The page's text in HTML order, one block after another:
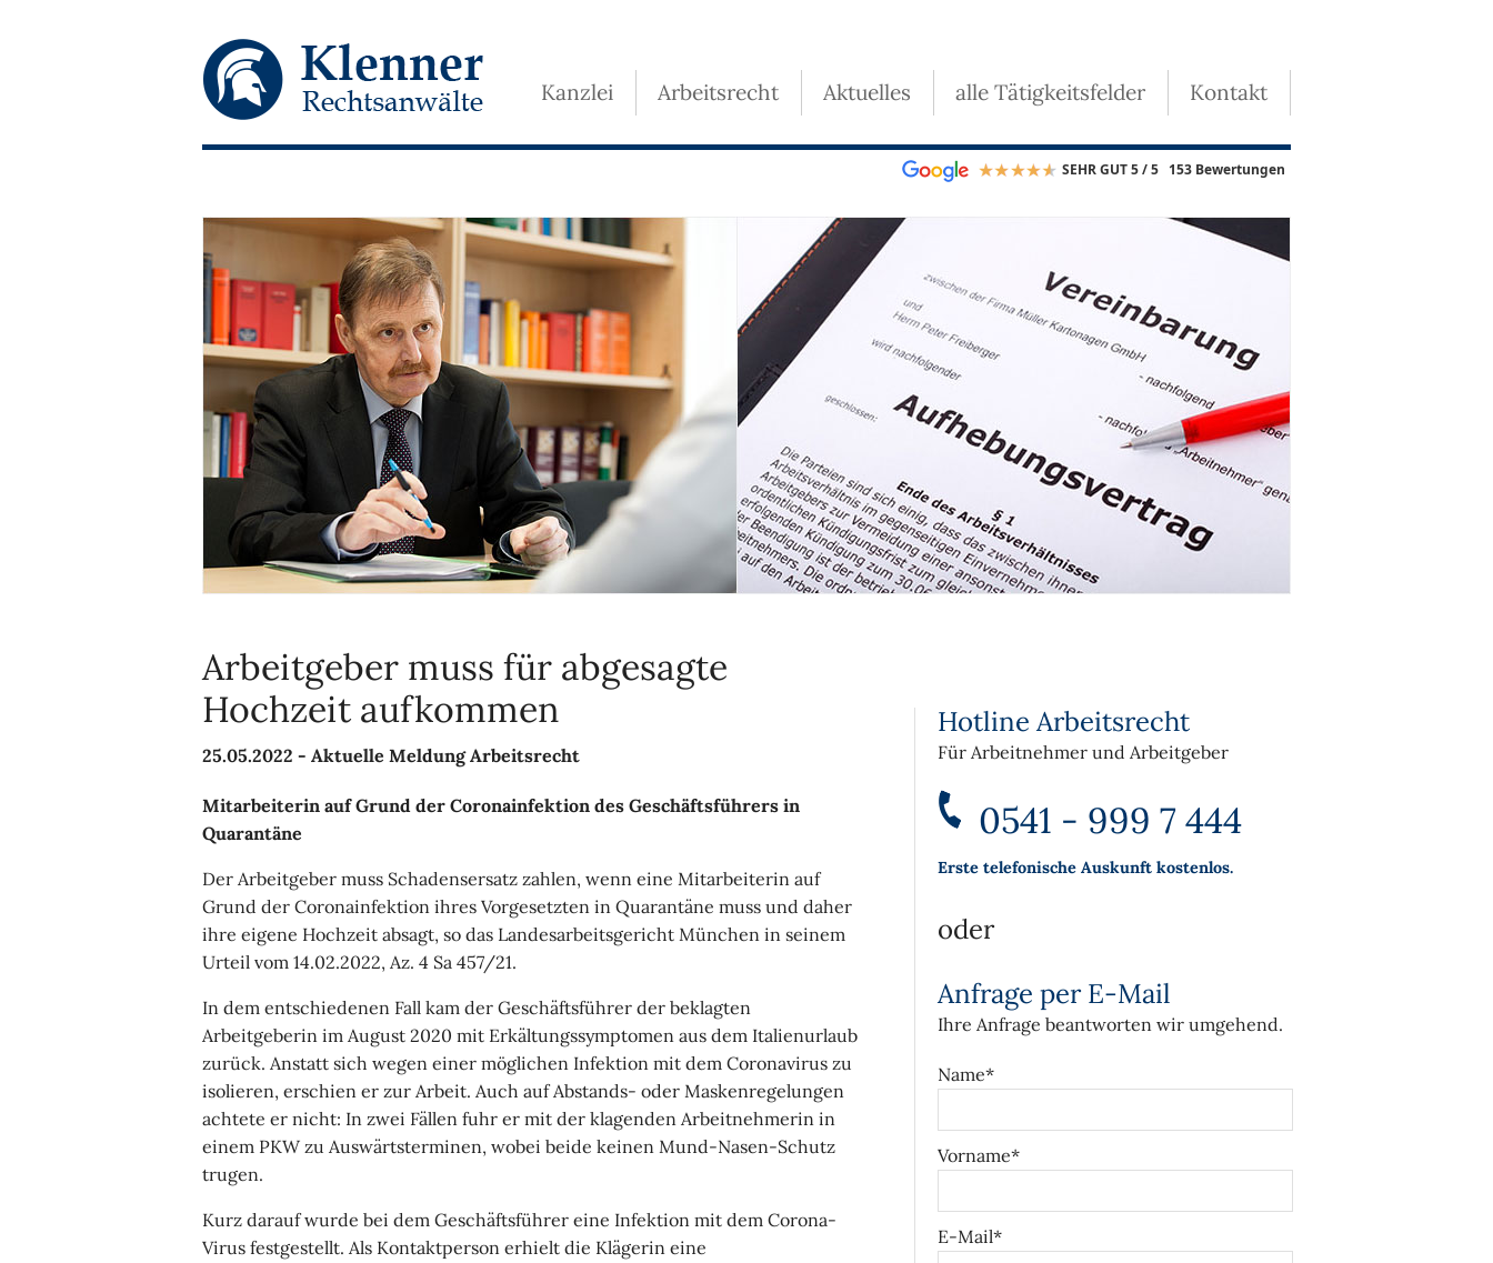
Kanzlei Arbeitsrecht Aktuelles alle Tätigkeitsfelder Kontakt
SEHR GUT 5 / 5 153 Bewertungen
Arbeitgeber muss für abgesagte
Hochzeit aufkommen
25.05.2022 - Aktuelle Meldung Arbeitsrecht
Mitarbeiterin auf Grund der Coronainfektion des Geschäftsführers in
Quarantäne
Der Arbeitgeber muss Schadensersatz zahlen, wenn eine Mitarbeiterin auf
Grund der Coronainfektion ihres Vorgesetzten in Quarantäne muss und daher
ihre eigene Hochzeit absagt, so das Landesarbeitsgericht München in seinem
Urteil vom 14.02.2022, Az. 4 Sa 457/21.
In dem entschiedenen Fall kam der Geschäftsführer der beklagten
Arbeitgeberin im August 2020 mit Erkältungssymptomen aus dem Italienurlaub
zurück. Anstatt sich wegen einer möglichen Infektion mit dem Coronavirus zu
isolieren, erschien er zur Arbeit. Auch auf Abstands- oder Maskenregelungen
achtete er nicht: In zwei Fällen fuhr er mit der klagenden Arbeitnehmerin in
einem PKW zu Auswärtsterminen, wobei beide keinen Mund-Nasen-Schutz
trugen.
Kurz darauf wurde bei dem Geschäftsführer eine Infektion mit dem Corona-
Virus festgestellt. Als Kontaktperson erhielt die Klägerin eine
Hotline Arbeitsrecht
Für Arbeitnehmer und Arbeitgeber
0541 - 999 7 444
Erste telefonische Auskunft kostenlos.
oder
Anfrage per E-Mail
Ihre Anfrage beantworten wir umgehend.
Name*
Vorname*
E-Mail*